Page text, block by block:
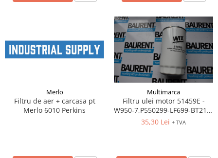
Merlo
Filtru de aer + carcasa pt
Merlo 6010 Perkins
Multimarca
Filtru ulei motor 51459E -
W950-7,P550299-LF699-BT217-
OP574-1- SO242-P554407-
35,30 Lei + TVA